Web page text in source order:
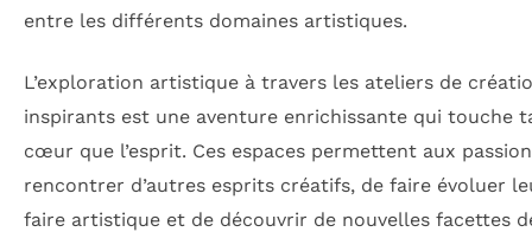
entre les différents domaines artistiques.
L’exploration artistique à travers les ateliers de
inspirants est une aventure enrichissante qui touche
cœur que l’esprit. Ces espaces permettent aux
rencontrer d’autres esprits créatifs, de faire évoluer
faire artistique et de découvrir de nouvelles facettes